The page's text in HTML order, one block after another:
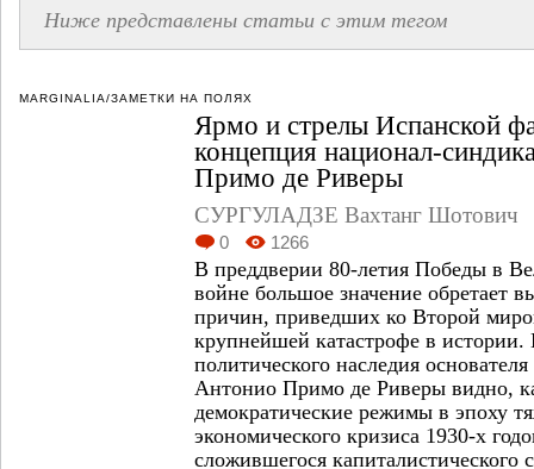
Ниже представлены статьи с этим тегом
MARGINALIA/ЗАМЕТКИ НА ПОЛЯХ
Ярмо и стрелы Испанской
концепция национал-
Примо де Риверы
СУРГУЛАДЗЕ Вахтанг Шотович
0 1266
В преддверии 80-летия Победы в
войне большое значение обретает
причин, приведших ко Второй
крупнейшей катастрофе в
политического наследия
Антонио Примо де Риверы видно,
демократические режимы в эпоху
экономического кризиса 1930-х
сложившегося капиталистического